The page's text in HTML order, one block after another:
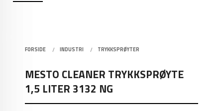
FORSIDE INDUSTRI TRYKKSPRØYTER
MESTO CLEANER TRYKKSPRØYTE
1,5 LITER 3132 NG